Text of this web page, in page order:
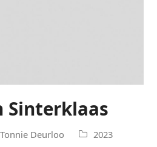
Sinterklaas
Tonnie Deurloo 2023